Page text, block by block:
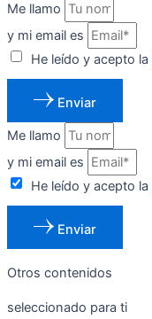
Me llamo
y mi email es
He leído y acepto la
Enviar
Me llamo
y mi email es
He leído y acepto la
Enviar
Otros contenidos
seleccionado para ti